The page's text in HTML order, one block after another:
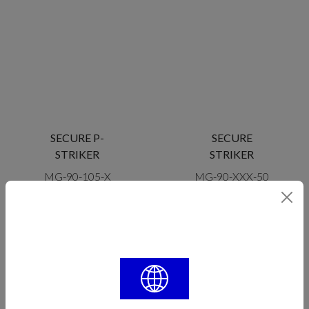
SECURE P-
STRIKER
MG-90-105-X
SECURE
STRIKER
MG-90-XXX-50